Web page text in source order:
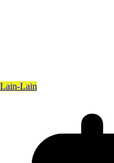
Lain-Lain